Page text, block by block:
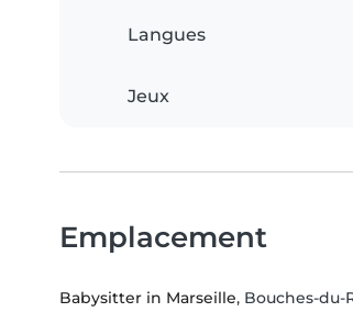
Langues
Jeux
Emplacement
Babysitter in Marseille, Bouches-du-